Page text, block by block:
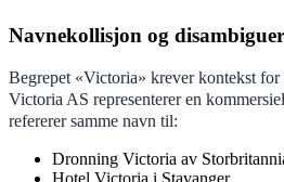
Navnekollisjon og
Begrepet «Victoria» krever kontekst
Victoria AS representerer en
refererer samme navn til:
Dronning Victoria av